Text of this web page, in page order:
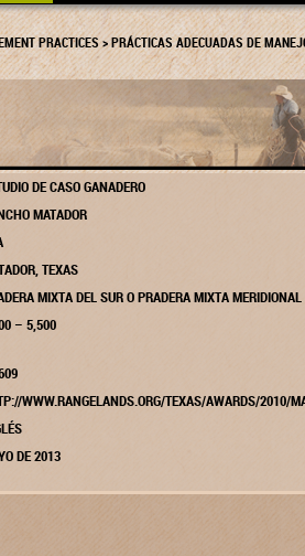
PRACTICES>PRÁCTICAS ADECUADAS DE
DE CASO GANADERO
MATADOR
TEXAS
MIXTA DEL SUR O PRADERA MIXTA MERIDIONAL
– 5,500
WWW.RANGELANDS.ORG/TEXAS/AWARDS/2010/
DE 2013